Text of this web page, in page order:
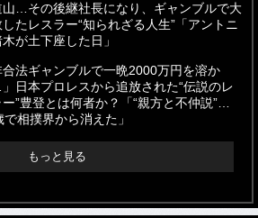
山…その後継社長になり、ギャンブルで大
したレスラー“知られざる人生”「アントニ
が土下座した日」
合法ギャンブルで一晩2000万円を溶か
日本プロレスから追放された“伝説のレ
ー”豊登とは何者か？「“親方と不仲説”…
で相撲界から消えた」
もっと見る